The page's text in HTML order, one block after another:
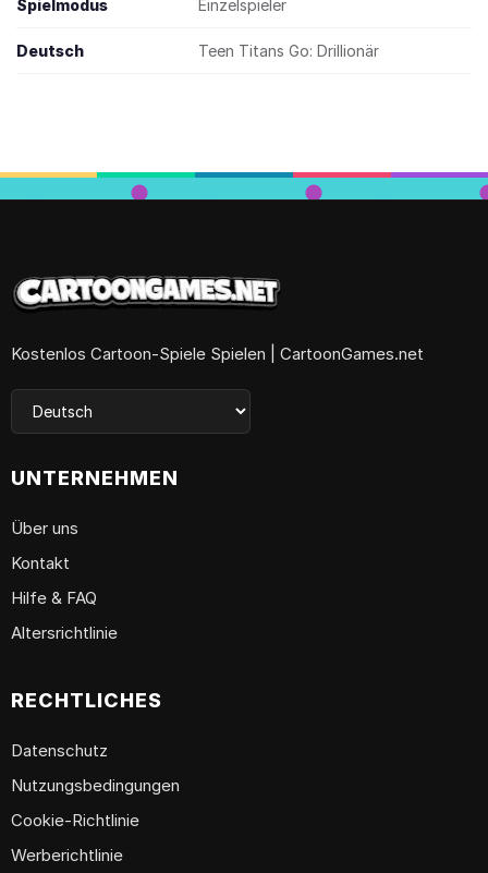
Spielmodus Einzelspieler
Deutsch Teen Titans Go: Drillionär
Kostenlos Cartoon-Spiele Spielen | CartoonGames.net
UNTERNEHMEN
Über uns
Kontakt
Hilfe & FAQ
Altersrichtlinie
RECHTLICHES
Datenschutz
Nutzungsbedingungen
Cookie-Richtlinie
Werberichtlinie